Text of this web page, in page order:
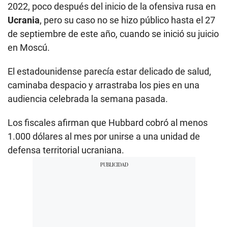
2022, poco después del inicio de la ofensiva rusa en
Ucrania, pero su caso no se hizo público hasta el 27
de septiembre de este año, cuando se inició su juicio
en Moscú.
El estadounidense parecía estar delicado de salud,
caminaba despacio y arrastraba los pies en una
audiencia celebrada la semana pasada.
Los fiscales afirman que Hubbard cobró al menos
1.000 dólares al mes por unirse a una unidad de
defensa territorial ucraniana.